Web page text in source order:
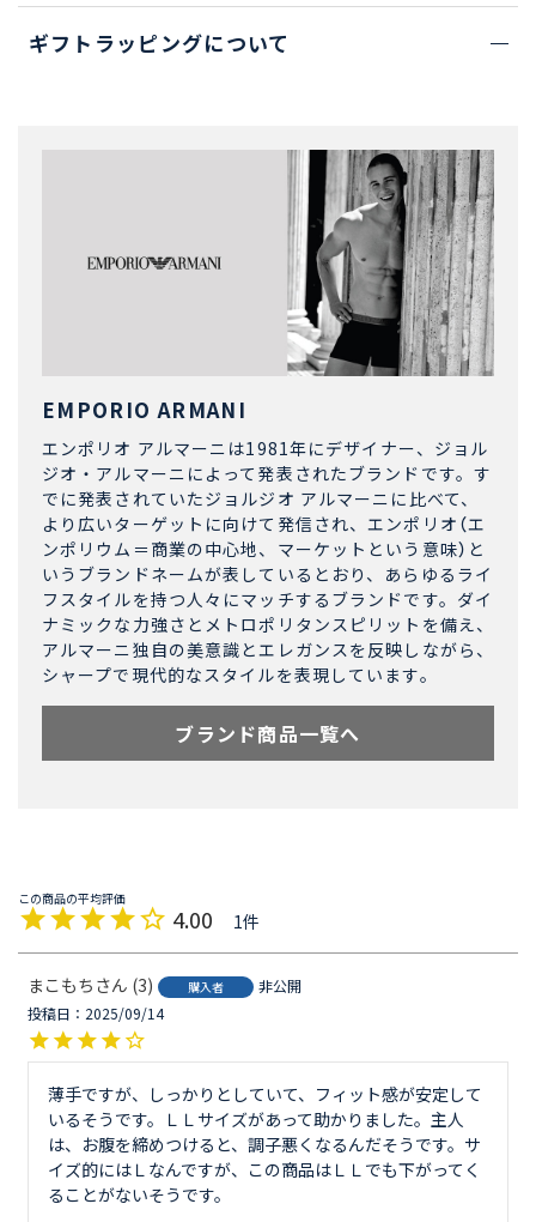
ギフトラッピングについて
EMPORIO ARMANI
エンポリオ アルマーニは1981年にデザイナー、ジョル
ジオ・アルマーニによって発表されたブランドです。す
でに発表されていたジョルジオ アルマーニに比べて、
より広いターゲットに向けて発信され、エンポリオ（エ
ンポリウム＝商業の中心地、マーケットという意味）と
いうブランドネームが表しているとおり、あらゆるライ
フスタイルを持つ人々にマッチするブランドです。ダイ
ナミックな力強さとメトロポリタンスピリットを備え、
アルマーニ独自の美意識とエレガンスを反映しながら、
シャープで現代的なスタイルを表現しています。
ブランド商品一覧へ
4.00 1
まこもち 3 購入者
非公開
投稿日
2025/09/14
薄手ですが、しっかりとしていて、フィット感が安定して
いるそうです。ＬＬサイズがあって助かりました。主人
は、お腹を締めつけると、調子悪くなるんだそうです。サ
イズ的にはＬなんですが、この商品はＬＬでも下がってく
ることがないそうです。